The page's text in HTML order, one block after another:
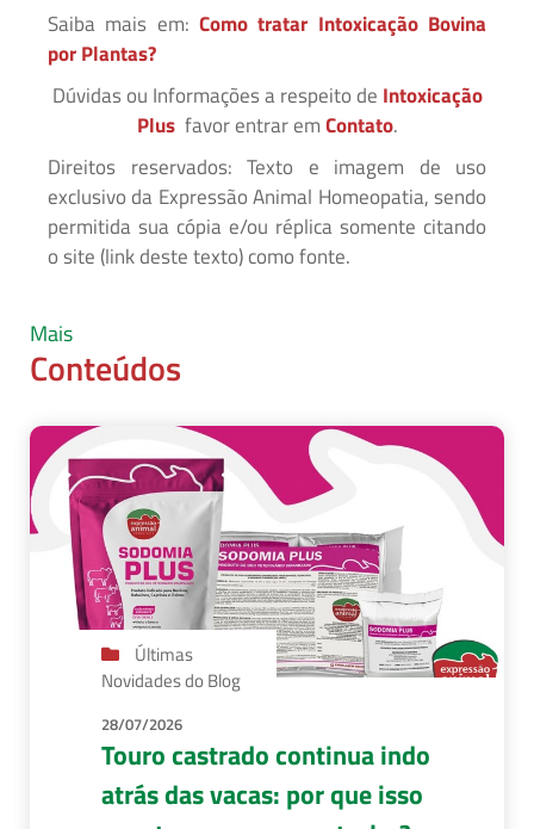
Saiba mais em: Como tratar Intoxicação Bovina
por Plantas?
Dúvidas ou Informações a respeito de Intoxicação
Plusfavor entrar emContato.
Direitos reservados: Texto e imagem de uso
exclusivo da Expressão Animal Homeopatia, sendo
permitida sua cópia e/ou réplica somente citando
o site (link deste texto) como fonte.
Mais
Conteúdos
Últimas
Novidades do Blog
28/07/2026
Touro castrado continua indo
atrás das vacas: por que isso